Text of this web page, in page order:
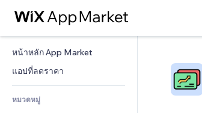
หน้าหลัก App Market
แอปที่ลดราคา
หมวดหมู่